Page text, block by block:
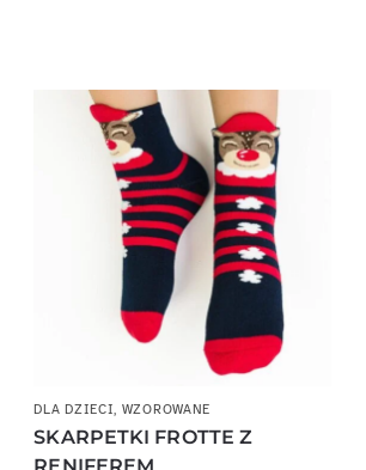
DLA DZIECI, WZOROWANE
SKARPETKI FROTTE Z